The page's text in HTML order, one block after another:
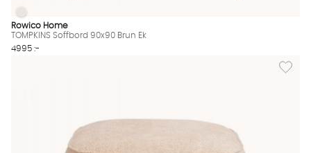
TOMPKINS Soffbord 90x90 Brun Ek Finns även i dessa färger:
TOMPKINS Soffbord 90x90 Brun Ek
Rowico Home
TOMPKINS Soffbord 90x90 Brun Ek
4995 :-
Lägg